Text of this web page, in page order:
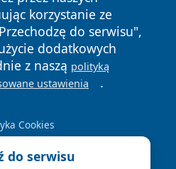
korzystanie ze
do serwisu",
dodatkowych
z naszą polityką
ustawienia .
Cookies
do serwisu
Polityka
Cookies